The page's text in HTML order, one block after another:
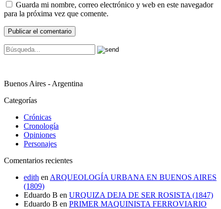
Guarda mi nombre, correo electrónico y web en este navegador
para la próxima vez que comente.
Buenos Aires - Argentina
Categorías
Crónicas
Cronología
Opiniones
Personajes
Comentarios recientes
edith en ARQUEOLOGÍA URBANA EN BUENOS AIRES
(1809)
Eduardo B en URQUIZA DEJA DE SER ROSISTA (1847)
Eduardo B en PRIMER MAQUINISTA FERROVIARIO